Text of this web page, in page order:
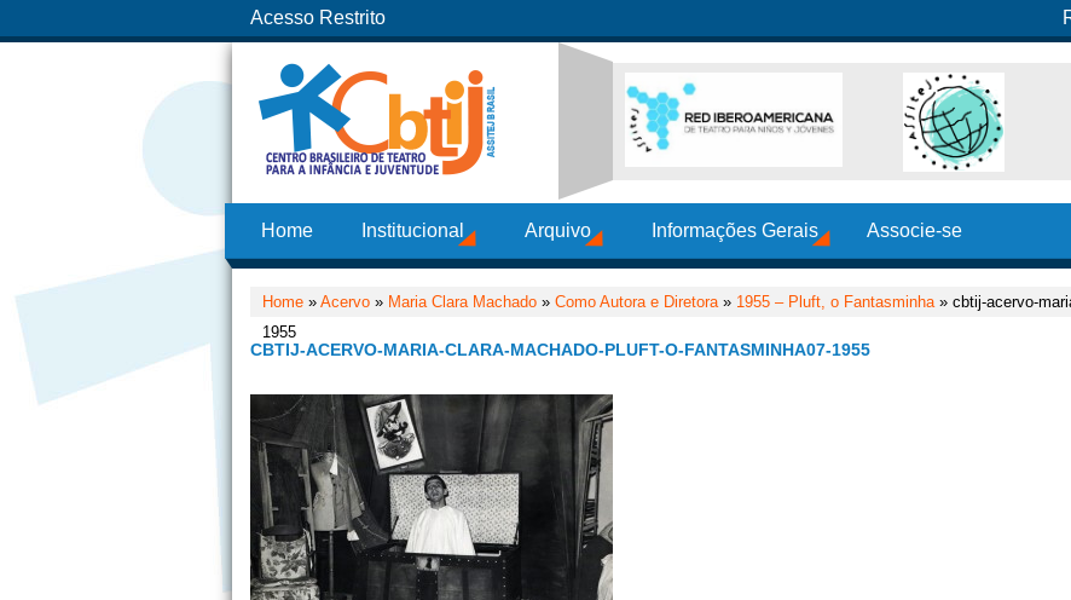
Acesso Restrito
Home Institucional Arquivo Informações Gerais Associe-se
Home » Acervo » Maria Clara Machado » Como Autora e Diretora» 1955 – Pluft, o Fantasminha» cbtij-acervo-
1955
CBTIJ-ACERVO-MARIA-CLARA-MACHADO-PLUFT-O-FANTASMINHA07-1955